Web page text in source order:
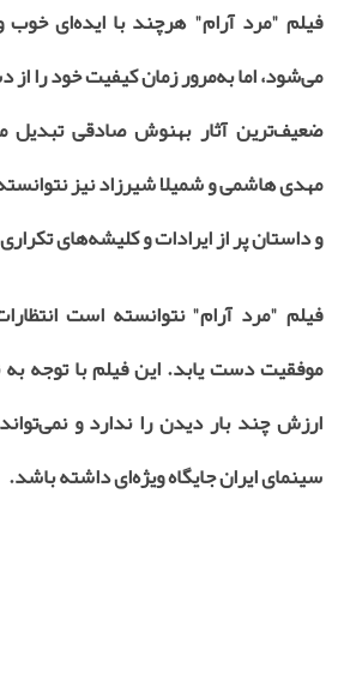
فیلم "مرد آرام" هرچند با ایده‌ای
می‌شود، اما به‌مرور زمان کیفیت خود را
ضعیف‌ترین آثار بهنوش صادقی
مهدی هاشمی و شمیلا شیرزاد نیز
و داستان پر از ایرادات و کلیشه‌های
فیلم "مرد آرام" نتوانسته است
موفقیت دست یابد. این فیلم با توجه
ارزش چند بار دیدن را ندارد و
سینمای ایران جایگاه ویژه‌ای داشته باشد.